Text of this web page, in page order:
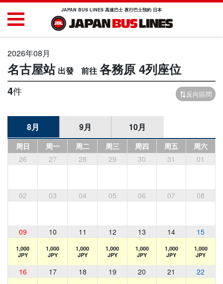
JAPAN BUS LINES 高速巴士 夜行巴士預約 日本
2026年08月
名古屋站 各務原 4列座位
4件 反向區間
8月 9月 10月
周日 周一 周二 周三 周四 周五
周六
26
27 28 29 30 31 01
02 03 04 05 06 07 08
09 10 11 12 13 14 15
1,000
JPY
1,000
JPY
1,000
JPY
1,000
JPY
1,000
JPY
1,000
JPY
1,000
JPY
16 17 18 19 20 21 22